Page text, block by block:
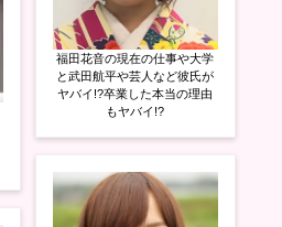
福田花音の現在の仕事や大学
と武田航平や芸人など彼氏が
ヤバイ!?卒業した本当の理由
もヤバイ!?